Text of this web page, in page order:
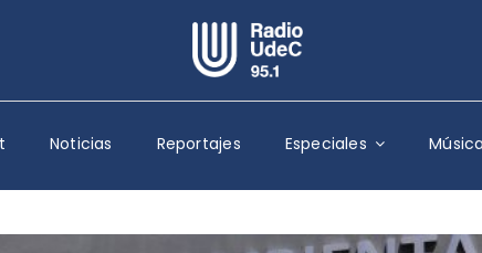
Escuchar Radio UdeC en vivo
Quiénes Somos
Programación
Podcast
Noticias Reportajes Especiales